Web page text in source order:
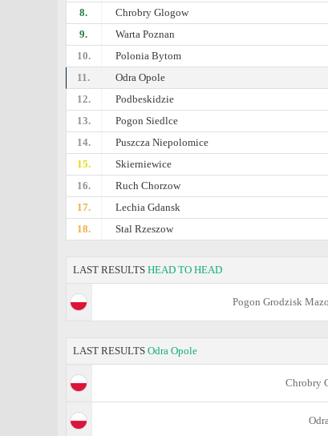
8. Chrobry Glogow
9.
Warta Poznan
10.
Polonia Bytom
11.
Odra Opole
12.
Podbeskidzie
13.
Pogon Siedlce
14.
Puszcza Niepolomice
15.
Skierniewice
16.
Ruch Chorzow
17.
Lechia Gdansk
18.
Stal Rzeszow
LAST RESULTS HEAD TO HEAD
Pogon Grodzisk
LAST RESULTS Odra Opole
Chrobry